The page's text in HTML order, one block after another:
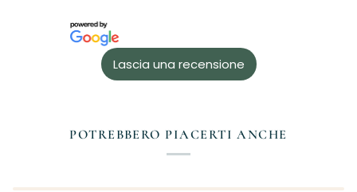
Lascia una recensione
POTREBBERO PIACERTI ANCHE